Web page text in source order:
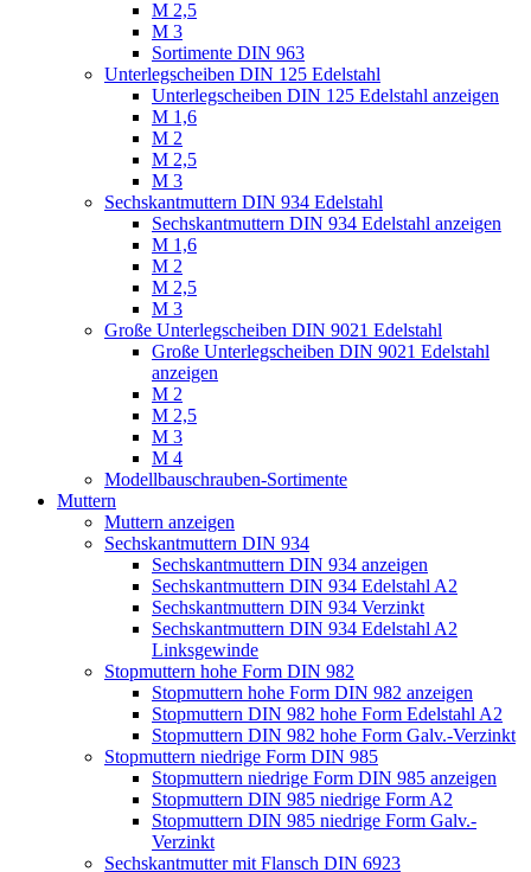
M 2,5
M 3
Sortimente DIN 963
Unterlegscheiben DIN 125 Edelstahl
Unterlegscheiben DIN 125 Edelstahl anzeigen
M 1,6
M 2
M 2,5
M 3
Sechskantmuttern DIN 934 Edelstahl
Sechskantmuttern DIN 934 Edelstahl anzeigen
M 1,6
M 2
M 2,5
M 3
Große Unterlegscheiben DIN 9021 Edelstahl
Große Unterlegscheiben DIN 9021 Edelstahl
anzeigen
M 2
M 2,5
M 3
M 4
Modellbauschrauben-Sortimente
Muttern
Muttern anzeigen
Sechskantmuttern DIN 934
Sechskantmuttern DIN 934 anzeigen
Sechskantmuttern DIN 934 Edelstahl A2
Sechskantmuttern DIN 934 Verzinkt
Sechskantmuttern DIN 934 Edelstahl A2
Linksgewinde
Stopmuttern hohe Form DIN 982
Stopmuttern hohe Form DIN 982 anzeigen
Stopmuttern DIN 982 hohe Form Edelstahl A2
Stopmuttern DIN 982 hohe Form Galv.-Verzinkt
Stopmuttern niedrige Form DIN 985
Stopmuttern niedrige Form DIN 985 anzeigen
Stopmuttern DIN 985 niedrige Form A2
Stopmuttern DIN 985 niedrige Form Galv.-
Verzinkt
Sechskantmutter mit Flansch DIN 6923